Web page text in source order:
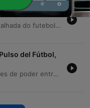
en la Liga? El
2026
Este episódio apresenta uma análise detalhada do futebol colombiano, abordando desde a goleada do América de Cali até as polêmicas de arbitragem e o uso do VAR. Os apresentadores discutem o desempenho de jogadores da seleção colombiana, com foco na ascensão de Jason Guzmán e críticas às convocações baseadas em histórico passado. A discussão estende-se à análise de partidas entre Millonarios, Junior, Santa Fe e 11 Caldas, além de avaliar talentos individuais como Martegani e Contreras. O debate encerra abordando rumores sobre David Beckham na FIFA e as implicações financeiras da expansão do Mundial.
del Fútbol,
En este episodio, analizamos las tensiones de poder entre la FIFA y la UEFA ante la propuesta de inversión privada y el impacto de la comercialización en la gobernanza global. También abordamos la saturación del calendario deportivo y su efecto en los jugadores. El programa recorre la actualidad del fútbol internacional y local, desde el ranking mundial de ligas según Opta hasta las polémicas demandas por alineación indebida en Colombia. Además, rendimos homenaje a Franco Baresi y comentamos las últimas noticias sobre transferencias y resultados de equipos como Atlético Nacional, Real Madrid y Once Caldas.